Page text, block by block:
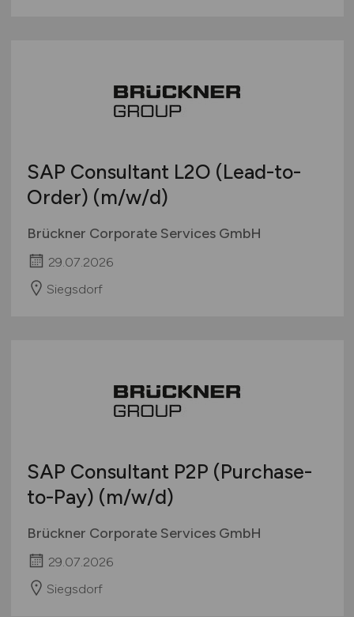
SAP Consultant L2O (Lead-to-
Order) (m/w/d)
Brückner Corporate Services GmbH
29.07.2026
Siegsdorf
SAP Consultant P2P (Purchase-
to-Pay) (m/w/d)
Brückner Corporate Services GmbH
29.07.2026
Siegsdorf